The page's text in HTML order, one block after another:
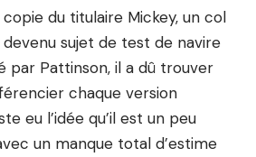
du titulaire Mickey, un col
sujet de test de navire
par Pattinson, il a dû trouver
chaque version
eu l’idée qu’il est un peu
un manque total d’estime